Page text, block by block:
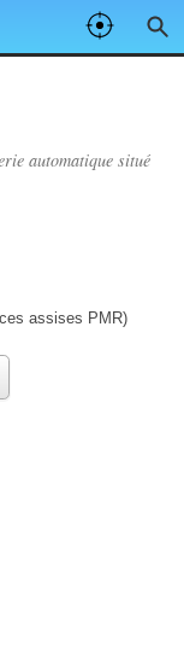
automatique situé
assises PMR)